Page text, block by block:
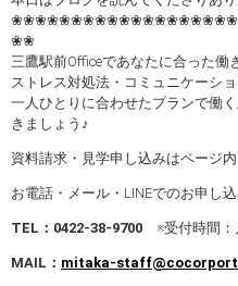
❀❀
三鷹駅前Officeであなたに合った働
ストレス対処法・コミュニケーシ
一人ひとりに合わせたプランで働
きましょう♪
資料請求・見学申し込みはページ内
お電話・メール・LINEでのお申し
TEL ：0422-38-9700 ※受付時間
MAIL ： mitaka-